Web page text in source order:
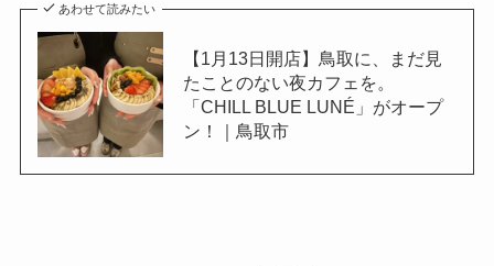
あわせて読みたい
【1月13日開店】鳥取に、まだ見
たことのない夜カフェを。
「CHILL BLUE LUNÉ」がオープ
ン！｜鳥取市